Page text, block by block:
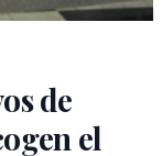
de
el